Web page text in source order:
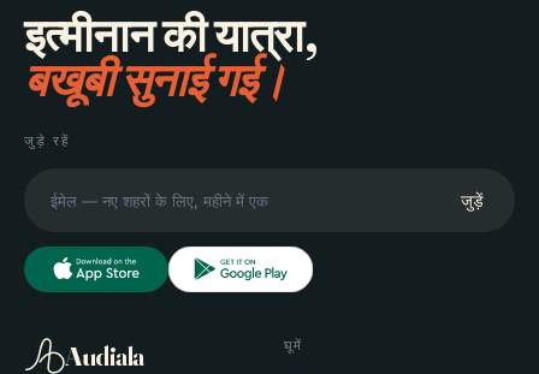
इत्मीनान की यात्रा,
बखूबी सुनाई गई।
जुड़े रहें
जुड़ें
Audiala घूमें